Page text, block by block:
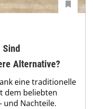
Sind
Alternative?
eine traditionelle
dem beliebten
und Nachteile.